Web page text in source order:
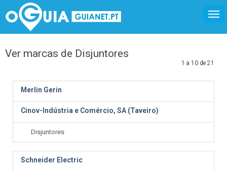
Ver marcas de Disjuntores
1 a 10 de 21
Merlin Gerin
Cinov-Indústria e Comércio, SA (Taveiro)
Disjuntores
Schneider Electric